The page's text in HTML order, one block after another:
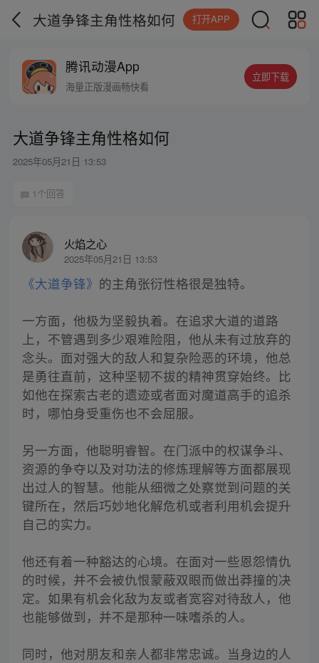
大道争锋主角性格如何 打开APP
腾讯动漫App
海量正版漫画畅快看
立即下载
大道争锋主角性格如何
2025年05月21日 13:53
1个回答
火焰之心
2025年05月21日 13:53
《大道争锋》 的主角张衍性格很是独特。
一方面，他极为坚毅执着。在追求大道的道路
上，不管遇到多少艰难险阻，他从未有过放弃的
念头。面对强大的敌人和复杂险恶的环境，他总
是勇往直前，这种坚韧不拔的精神贯穿始终。比
如他在探索古老的遗迹或者面对魔道高手的追杀
时，哪怕身受重伤也不会屈服。
另一方面，他聪明睿智。在门派中的权谋争斗、
资源的争夺以及对功法的修炼理解等方面都展现
出过人的智慧。他能从细微之处察觉到问题的关
键所在，然后巧妙地化解危机或者利用机会提升
自己的实力。
他还有着一种豁达的心境。在面对一些恩怨情仇
的时候，并不会被仇恨蒙蔽双眼而做出莽撞的决
定。如果有机会化敌为友或者宽容对待敌人，他
也能够做到，并不是那种一味嗜杀的人。
同时，他对朋友和亲人都非常忠诚。当身边的人